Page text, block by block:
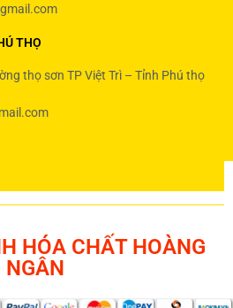
THỌ
thọ sơn TP Việt Trì – Tỉnh Phú thọ
HÓA CHẤT HOÀNG
NGÂN